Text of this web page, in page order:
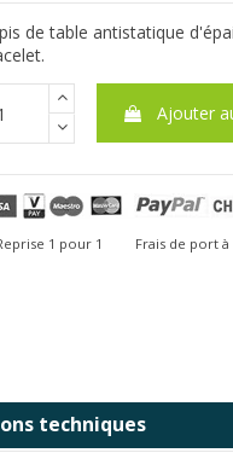
de table antistatique
Ajouter
1 pour 1 Frais de port à
techniques